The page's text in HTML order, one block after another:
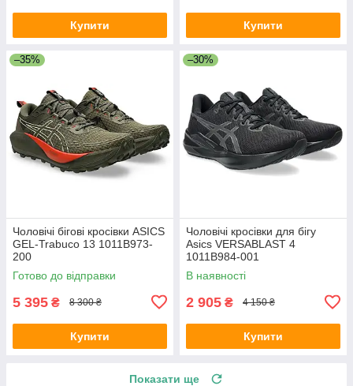
Купити Купити
–35%
Чоловічі бігові кросівки ASICS
GEL-Trabuco 13 1011B973-
200
Готово до відправки
5 395 ₴ 8 300 ₴
Купити
–30%
Чоловічі кросівки для бігу
Asics VERSABLAST 4
1011B984-001
В наявності
2 905 ₴ 4 150 ₴
Купити
Показати ще